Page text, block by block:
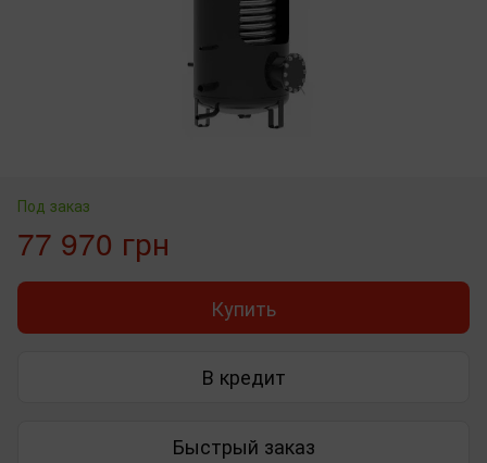
Под заказ
77 970 грн
Купить
В кредит
Быстрый заказ